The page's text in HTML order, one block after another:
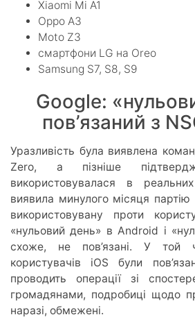
Xiaomi Mi A1
Oppo А3
Moto Z3
смартфони LG на Oreo
Samsung S7, S8, S9
Google:
пов’язаний з
Уразливість була виявлена
Zero, а пізніше
використовувалася в
виявила минулого місяця партію
використовувану проти
«нульовий день» в Android і
схоже, не пов’язані. У той
користувачів iOS були
проводить операції зі
громадянами, подробиці щодо
наразі, обмежені.